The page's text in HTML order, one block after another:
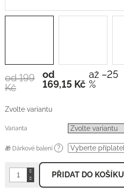
od 199
Kč
až –25
%
od
169,15 Kč Měrná
cena:
Zvolte variantu
Varianta
🎁 Dárkové balení ?
PŘIDAT DO KOŠÍKU